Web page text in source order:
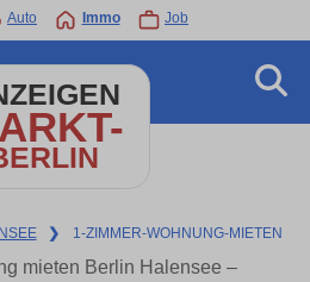
Auto Immo Job
❯ 1-ZIMMER-WOHNUNG-MIETEN
mieten Berlin Halensee –